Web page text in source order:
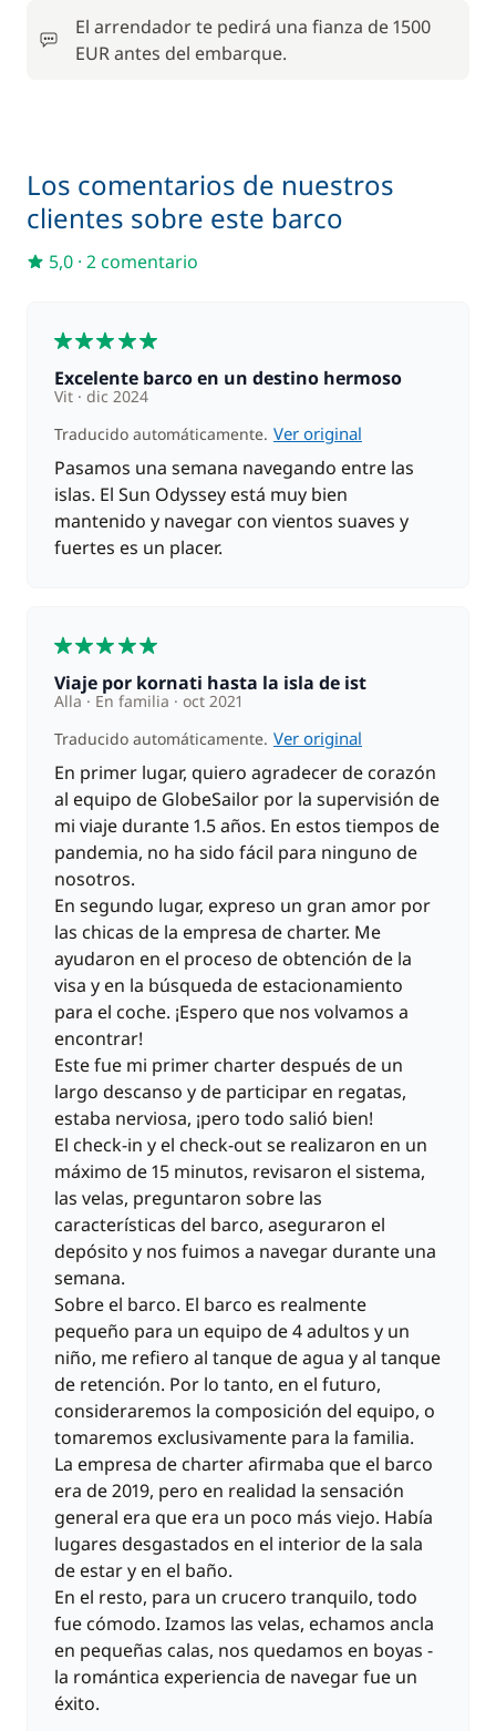
Motor fueraborda 100,00 €
El arrendador te pedirá una fianza de 1500
EUR antes del embarque.
Los comentarios de nuestros
clientes sobre este barco
5,0 · 2 comentario
Excelente barco en un destino hermoso
Vit
dic 2024
Traducido automáticamente. Ver original
Pasamos una semana navegando entre las
islas. El Sun Odyssey está muy bien
mantenido y navegar con vientos suaves y
fuertes es un placer.
Viaje por kornati hasta la isla de ist
Alla En familia
oct 2021
Traducido automáticamente. Ver original
En primer lugar, quiero agradecer de corazón
al equipo de GlobeSailor por la supervisión de
mi viaje durante 1.5 años. En estos tiempos de
pandemia, no ha sido fácil para ninguno de
nosotros.
En segundo lugar, expreso un gran amor por
las chicas de la empresa de charter. Me
ayudaron en el proceso de obtención de la
visa y en la búsqueda de estacionamiento
para el coche. ¡Espero que nos volvamos a
encontrar!
Este fue mi primer charter después de un
largo descanso y de participar en regatas,
estaba nerviosa, ¡pero todo salió bien!
El check-in y el check-out se realizaron en un
máximo de 15 minutos, revisaron el sistema,
las velas, preguntaron sobre las
características del barco, aseguraron el
depósito y nos fuimos a navegar durante una
semana.
Sobre el barco. El barco es realmente
pequeño para un equipo de 4 adultos y un
niño, me refiero al tanque de agua y al tanque
de retención. Por lo tanto, en el futuro,
consideraremos la composición del equipo, o
tomaremos exclusivamente para la familia.
La empresa de charter afirmaba que el barco
era de 2019, pero en realidad la sensación
general era que era un poco más viejo. Había
lugares desgastados en el interior de la sala
de estar y en el baño.
En el resto, para un crucero tranquilo, todo
fue cómodo. Izamos las velas, echamos ancla
en pequeñas calas, nos quedamos en boyas -
la romántica experiencia de navegar fue un
éxito.